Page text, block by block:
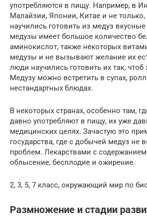
употребляются в пищу. Например, в
Малайзии, Японии, Китае и не
научились готовить из медуз
медузы имеет большое количество
аминокислот, также некоторых
медузы и не вызывают желание их
люди научились готовить их так, чтоб
Медузу можно встретить в супах,
нестандартных блюдах.
В некоторых странах, особенно там,
давно употребляют в пищу, их уже
медицинских целях. Зачастую это
государства, где с добычей медуз не
проблем. Лекарствами с содержанием
облысение, бесплодие и ожирение.
2, 3, 5, 7 класс, окружающий мир по
Размножение и стадии